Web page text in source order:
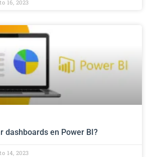
16, 2023
dashboards en Power BI?
14, 2023